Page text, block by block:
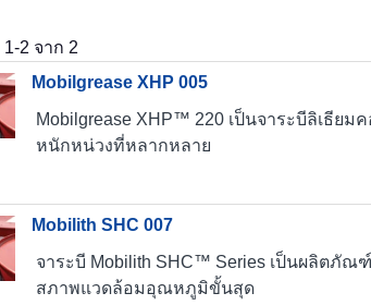
1-2 จาก 2
Mobilgrease XHP 005
Mobilgrease XHP™ 220 เป็นจาระบีลิเธีย
หนักหน่วงที่หลากหลาย
Mobilith SHC 007
จาระบี Mobilith SHC™ Series เป็นผลิตภั
สภาพแวดล้อมอุณหภูมิขั้นสุด